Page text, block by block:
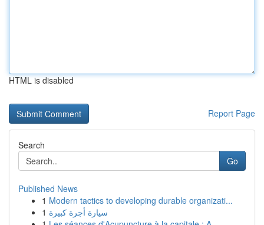
HTML is disabled
Report Page
Search
Go
Published News
1 Modern tactics to developing durable organizati...
1 سيارة أجرة كبيرة